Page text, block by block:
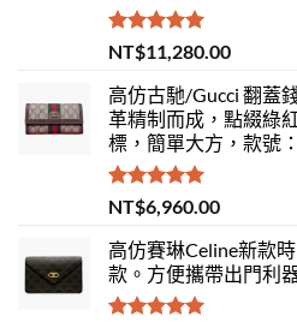
評分5.00
滿分 5
NT$11,280.00
高仿古馳/Gucci 翻蓋
革精制而成，點綴綠
標，簡單大方，款號
評分 5.00
滿分 5
NT$6,960.00
高仿賽琳Celine新款
款。方便攜帶出門利